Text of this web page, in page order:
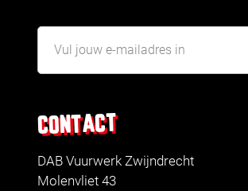
CONTACT
DAB Vuurwerk Zwijndrecht
Molenvliet 43